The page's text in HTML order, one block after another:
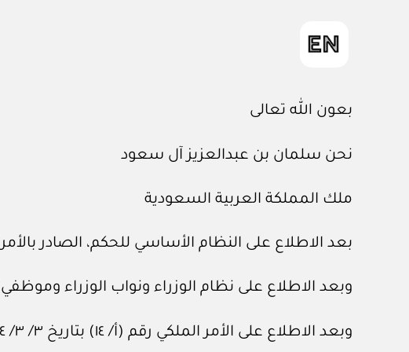
بعون الله تعالى
نحن سلمان بن عبدالعزيز آل سعود
ملك المملكة العربية السعودية
بعد الاطلاع على النظام الأساسي للحكم، الصادر بالأمر الملكي رقم (أ/ ٩٠)
وبعد الاطلاع على نظام الوزراء ونواب الوزراء وموظفي المرتبة
وبعد الاطلاع على الأمر الملكي رقم (أ/ ١٤) بتاريخ ٣/ ٣/ ١٤١٤هـ.